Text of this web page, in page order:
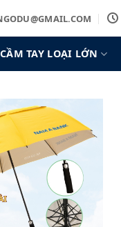
TAY LOẠI LỚN